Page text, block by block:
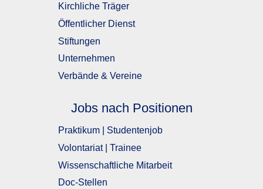
Kirchliche Träger
Öffentlicher Dienst
Stiftungen
Unternehmen
Verbände & Vereine
Jobs nach Positionen
Praktikum | Studentenjob
Volontariat | Trainee
Wissenschaftliche Mitarbeit
Doc-Stellen